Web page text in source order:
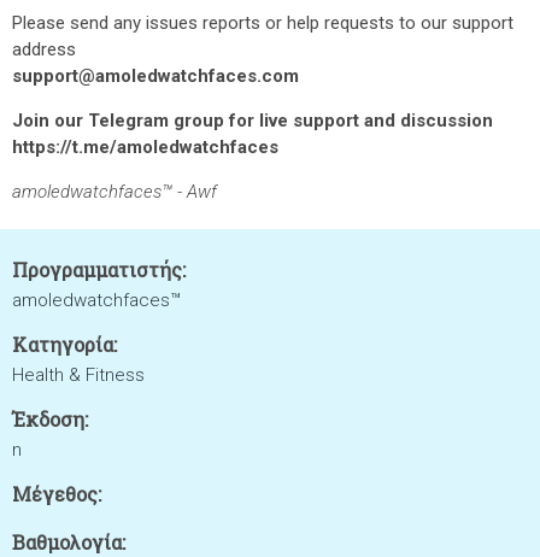
Please send any issues reports or help requests to our support
address
support@amoledwatchfaces.com
Join our Telegram group for live support and discussion
https://t.me/amoledwatchfaces
amoledwatchfaces™ - Awf
Προγραμματιστής:
amoledwatchfaces™
Κατηγορία:
Health & Fitness
Έκδοση:
n
Μέγεθος:
Βαθμολογία: